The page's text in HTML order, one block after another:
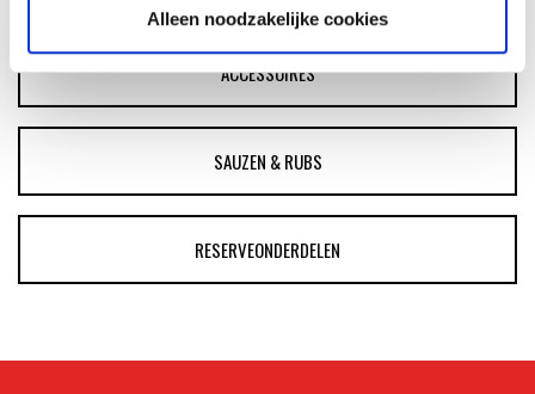
Alleen noodzakelijke cookies
ACCESSOIRES
SAUZEN & RUBS
RESERVEONDERDELEN